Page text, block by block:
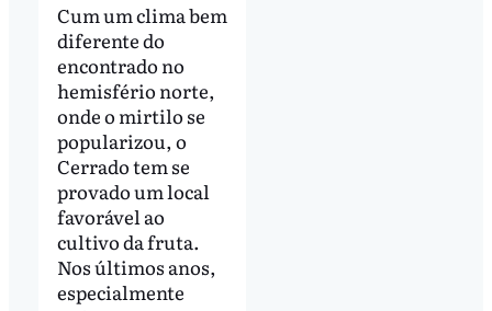
Cum um clima bem
diferente do
encontrado no
hemisfério norte,
onde o mirtilo se
popularizou, o
Cerrado tem se
provado um local
favorável ao
cultivo da fruta.
Nos últimos anos,
especialmente